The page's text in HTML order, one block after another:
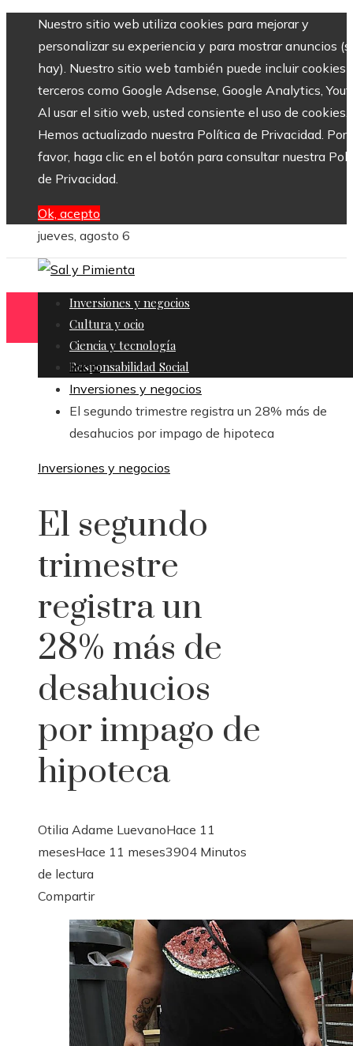
Nuestro sitio web utiliza cookies para mejorar y
personalizar su experiencia y para mostrar anuncios
hay). Nuestro sitio web también puede incluir cookies
terceros como Google Adsense, Google Analytics,
Al usar el sitio web, usted consiente el uso de cookies.
Hemos actualizado nuestra Política de Privacidad. Por
favor, haga clic en el botón para consultar nuestra
de Privacidad.
Ok, acepto
jueves, agosto 6
Inversiones y negocios
Cultura y ocio
Ciencia y tecnología
Responsabilidad Social
Inicio
Inversiones y negocios
El segundo trimestre registra un 28% más de
desahucios por impago de hipoteca
Inversiones y negocios
El segundo
trimestre
registra un
28% más de
desahucios
por impago de
hipoteca
Otilia Adame LuevanoHace 11
mesesHace 11 meses3904 Minutos
de lectura
Facebook
Twitter
LinkedIn
Pinterest
Stumbleupon
Email
Compartir